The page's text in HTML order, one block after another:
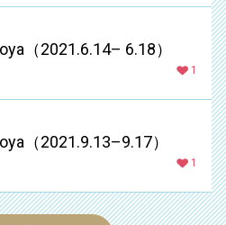
（2021.6.14– 6.18）
1
（2021.9.13–9.17）
1